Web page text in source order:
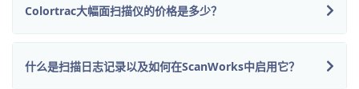
Colortrac大幅面扫描仪的价格是多少？
什么是扫描日志记录以及如何在ScanWorks中启用它？